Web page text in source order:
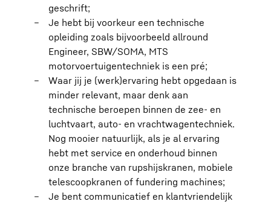
geschrift;
Je hebt bij voorkeur een technische
opleiding zoals bijvoorbeeld allround
Engineer, SBW/SOMA, MTS
motorvoertuigentechniek is een pré;
Waar jij je (werk)ervaring hebt opgedaan is
minder relevant, maar denk aan
technische beroepen binnen de zee- en
luchtvaart, auto- en vrachtwagentechniek.
Nog mooier natuurlijk, als je al ervaring
hebt met service en onderhoud binnen
onze branche van rupshijskranen, mobiele
telescoopkranen of fundering machines;
Je bent communicatief en klantvriendelijk